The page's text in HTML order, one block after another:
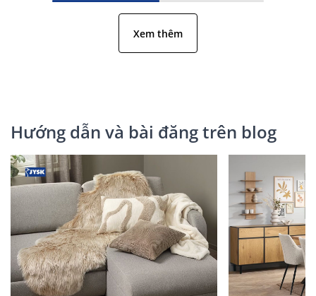
Xem thêm
Hướng dẫn và bài đăng trên blog